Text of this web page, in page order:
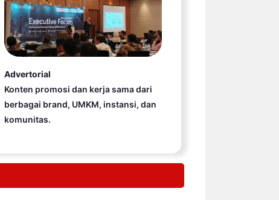
Advertorial
Konten promosi dan kerja sama dari
berbagai brand, UMKM, instansi, dan
komunitas.